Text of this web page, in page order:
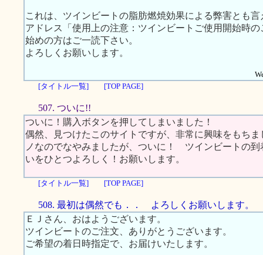
これは、ツインビートの脂肪燃焼効果による弊害とも
アドレス「使用上の注意：ツインビートご使用開始時
始めの方はご一読下さい。
よろしくお願いします。
[タイトル一覧]
[TOP PAGE]
507. ついに!!
ついに！購入ボタンを押してしまいました！
偶然、見つけたこのサイトですが、非常に興味をもち
ノなのでなやみましたが、ついに！ ツインビートの
いをひとつよろしく！お願いします。
[タイトル一覧] [TOP PAGE]
508. 最初は偶然でも．． よろしくお願いします。
ＥＪさん、おはようございます。
ツインビートのご注文、ありがとうございます。
ご希望の着日時指定で、お届けいたします。